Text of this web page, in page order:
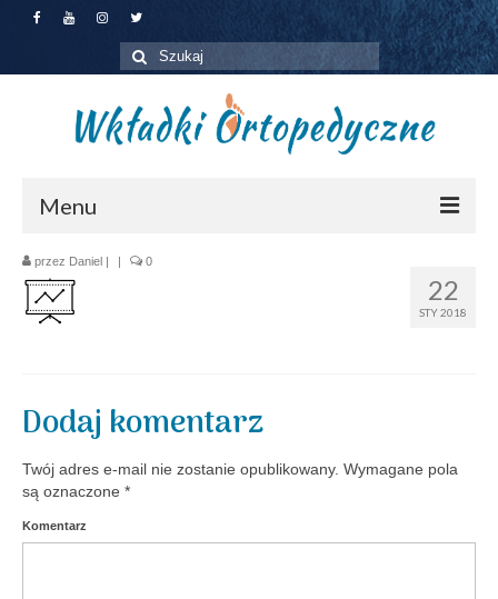
Szuklaj
w:
Menu
Jakie wkładki wybrać?
Dla pacjentów
Zapisz się na badanie
Kontakt
Aktualności
22
STY 2018
przez Daniel | | 0
Dodaj komentarz
Twój adres e-mail nie zostanie opublikowany. Wymagane pola
są oznaczone *
Komentarz